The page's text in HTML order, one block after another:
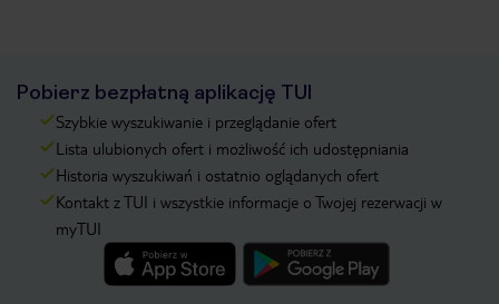
Pobierz bezpłatną aplikację TUI
Szybkie wyszukiwanie i przeglądanie ofert
Lista ulubionych ofert i możliwość ich udostępniania
Historia wyszukiwań i ostatnio oglądanych ofert
Kontakt z TUI i wszystkie informacje o Twojej rezerwacji w
myTUI